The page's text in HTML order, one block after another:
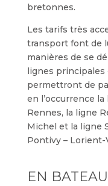
bretonnes.
Les tarifs très
transport font de
manières de se
lignes
permettront de
en l’occurrence
Rennes, la ligne
Michel et la ligne
Pontivy – Lorient-
EN BATEAU